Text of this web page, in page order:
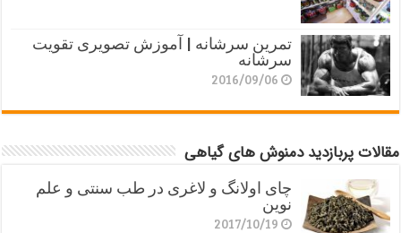
تمرین سرشانه | آموزش تصویری تقویت
سرشانه
2016/09/06
مقالات پربازدید دمنوش های گیاهی
چای اولانگ و لاغری در طب سنتی و علم
نوین
2017/10/19